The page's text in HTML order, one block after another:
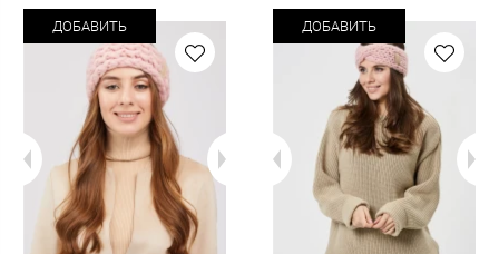
ДОБАВИТЬ ДОБАВИТЬ